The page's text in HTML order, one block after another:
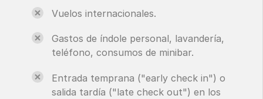
Vuelos internacionales.
Gastos de índole personal, lavandería,
teléfono, consumos de minibar.
Entrada temprana ("early check in") o
salida tardía ("late check out") en los